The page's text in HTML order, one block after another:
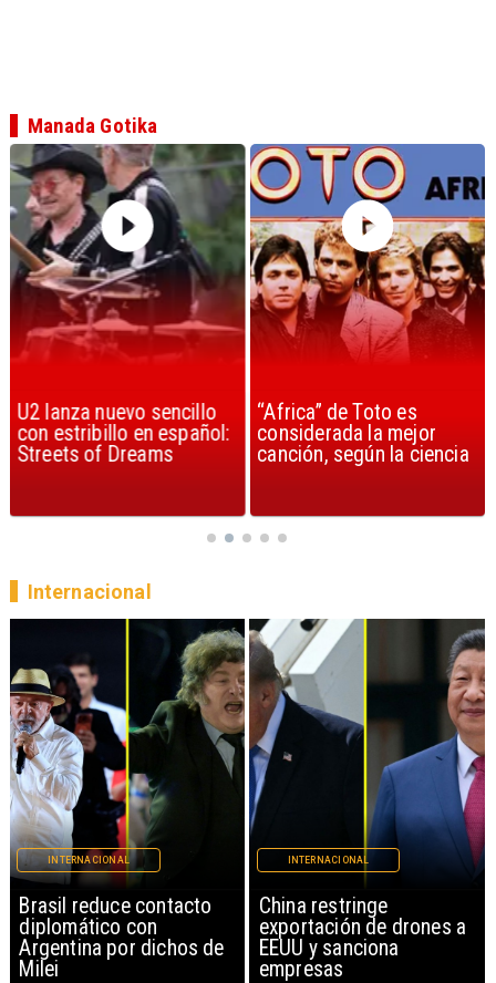
U2 lanza nuevo sencillo
con estribillo en español:
Streets of Dreams
“Africa” de Toto es
considerada la mejor
canción, según la ciencia
Manada Gotika
China restringe
exportación de drones a
EEUU y sanciona
empresas
INTERNACIONAL
Papa León XIV anuncia
gira por Sudamérica
INTERNACIONAL
Internacional